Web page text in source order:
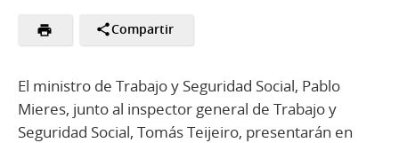
Compartir
El ministro de Trabajo y Seguridad Social, Pablo
Mieres, junto al inspector general de Trabajo y
Seguridad Social, Tomás Teijeiro, presentarán en